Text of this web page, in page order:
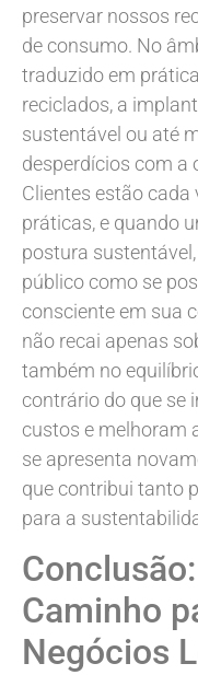
preservar nossos
de consumo. No
traduzido em
reciclados, a
sustentável ou até
desperdícios com a
Clientes estão
práticas, e quando
postura
público como se
consciente em sua
não recai apenas
também no
contrário do que se
custos e melhoram
se apresenta
que contribui tanto
para a
Caminho
Negócios